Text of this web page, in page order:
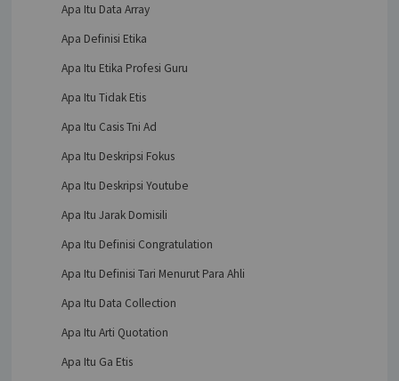
Apa Itu Data Array
Apa Definisi Etika
Apa Itu Etika Profesi Guru
Apa Itu Tidak Etis
Apa Itu Casis Tni Ad
Apa Itu Deskripsi Fokus
Apa Itu Deskripsi Youtube
Apa Itu Jarak Domisili
Apa Itu Definisi Congratulation
Apa Itu Definisi Tari Menurut Para Ahli
Apa Itu Data Collection
Apa Itu Arti Quotation
Apa Itu Ga Etis